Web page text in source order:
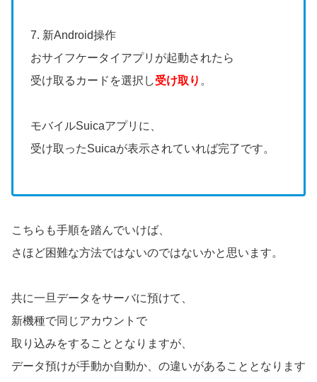
7. 新Android操作
おサイフケータイアプリが起動されたら
受け取るカードを選択し受け取り 。
モバイルSuicaアプリに、
受け取ったSuicaが表示されていれば完了です。
こちらも手順を踏んでいけば、
さほど困難な方法ではないのではないかと思います。
共に一旦データをサーバに預けて、
新機種で同じアカウントで
取り込みをすることとなりますが、
データ預けが手動か自動か、の違いがあることとなります